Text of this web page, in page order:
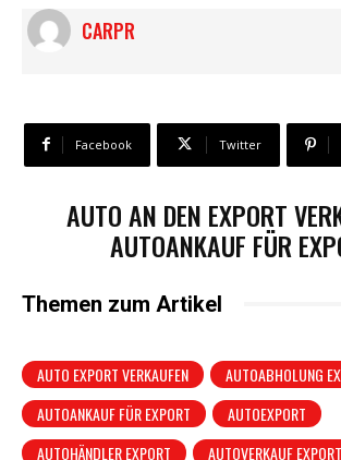
CARPR
Facebook Twitter
AUTO AN DEN EXPORT
AUTOANKAUF FÜR
Themen zum Artikel
AUTO EXPORT VERKAUFEN
AUTOABHOLUNG
AUTOANKAUF FÜR EXPORT
AUTOEXPORT
AUTOHÄNDLER EXPORT
AUTOVERKAUF EXPORT